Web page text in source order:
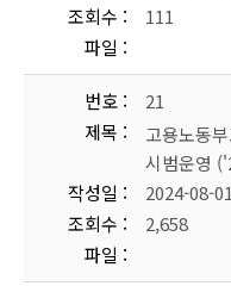
조회수
111
파일
번호
21
제목
고용노동
시범운영
작성일
2024-08-01
조회수
2,658
파일